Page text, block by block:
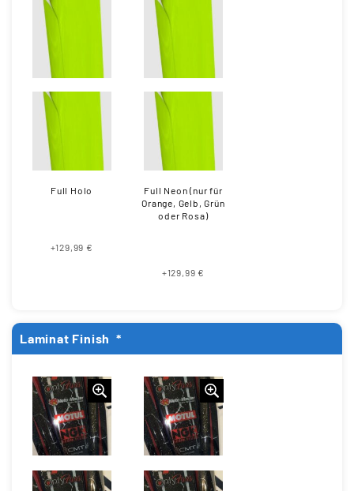
Full Holo
+129,99 €
Full Neon (nur für
Orange, Gelb, Grün
oder Rosa)
+129,99 €
Laminat Finish *